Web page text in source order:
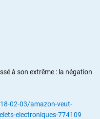
à son extrême : la négation
02-03/amazon-veut-
electroniques-774109